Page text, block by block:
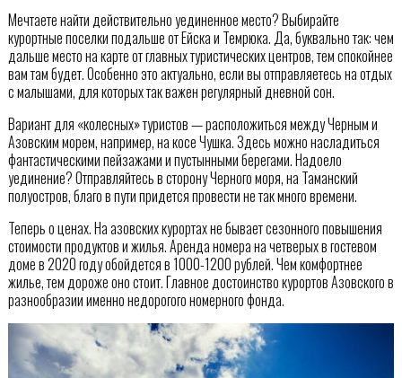
Мечтаете найти действительно уединенное место? Выбирайте
курортные поселки подальше от Ейска и Темрюка. Да, буквально так: чем
дальше место на карте от главных туристических центров, тем спокойнее
вам там будет. Особенно это актуально, если вы отправляетесь на отдых
с малышами, для которых так важен регулярный дневной сон.
Вариант для «колесных» туристов — расположиться между Черным и
Азовским морем, например, на косе Чушка. Здесь можно насладиться
фантастическими пейзажами и пустынными берегами. Надоело
уединение? Отправляйтесь в сторону Черного моря, на Таманский
полуостров, благо в пути придется провести не так много времени.
Теперь о ценах. На азовских курортах не бывает сезонного повышения
стоимости продуктов и жилья. Аренда номера на четверых в гостевом
доме в 2020 году обойдется в 1000-1200 рублей. Чем комфортнее
жилье, тем дороже оно стоит. Главное достоинство курортов Азовского в
разнообразии именно недорогого номерного фонда.